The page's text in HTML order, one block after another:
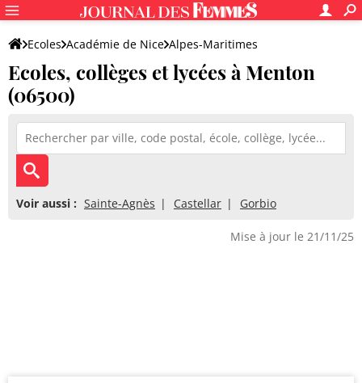
Ecoles Académie de Nice Alpes-Maritimes
Ecoles, collèges et lycées à Menton
(06500)
Voir aussi : Sainte-Agnès Castellar Gorbio
Mise à jour le 21/11/25